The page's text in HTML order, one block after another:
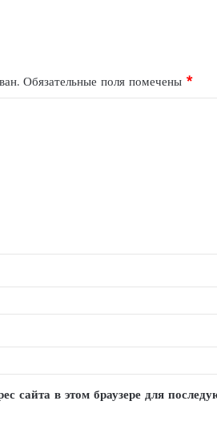
Обязательные поля помечены *
сайта в этом браузере для